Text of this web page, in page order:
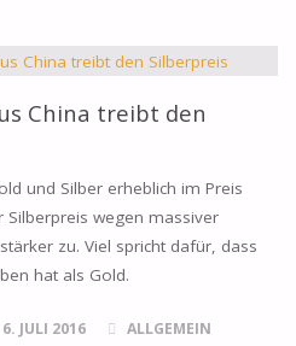
China treibt den
und Silber erheblich im Preis
Silberpreis wegen massiver
zu. Viel spricht dafür, dass
hat als Gold.
6. JULI 2016 ALLGEMEIN